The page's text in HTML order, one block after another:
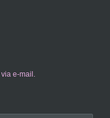
via e-mail.